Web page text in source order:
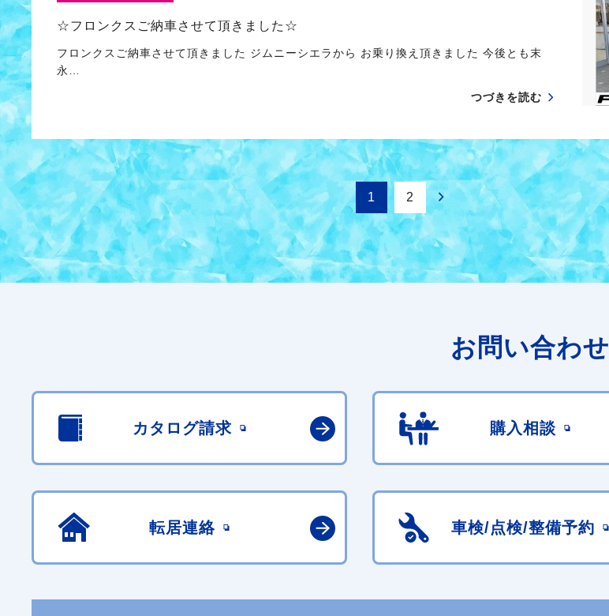
☆フロンクスご納車させて頂きました☆
フロンクスご納車させて頂きました ジムニーシエラから お乗り換え頂きました 今後とも末
永…
つづきを読む
1 2
お問い合わせ
カタログ請求 購入相談
転居連絡 車検/点検/整備予約